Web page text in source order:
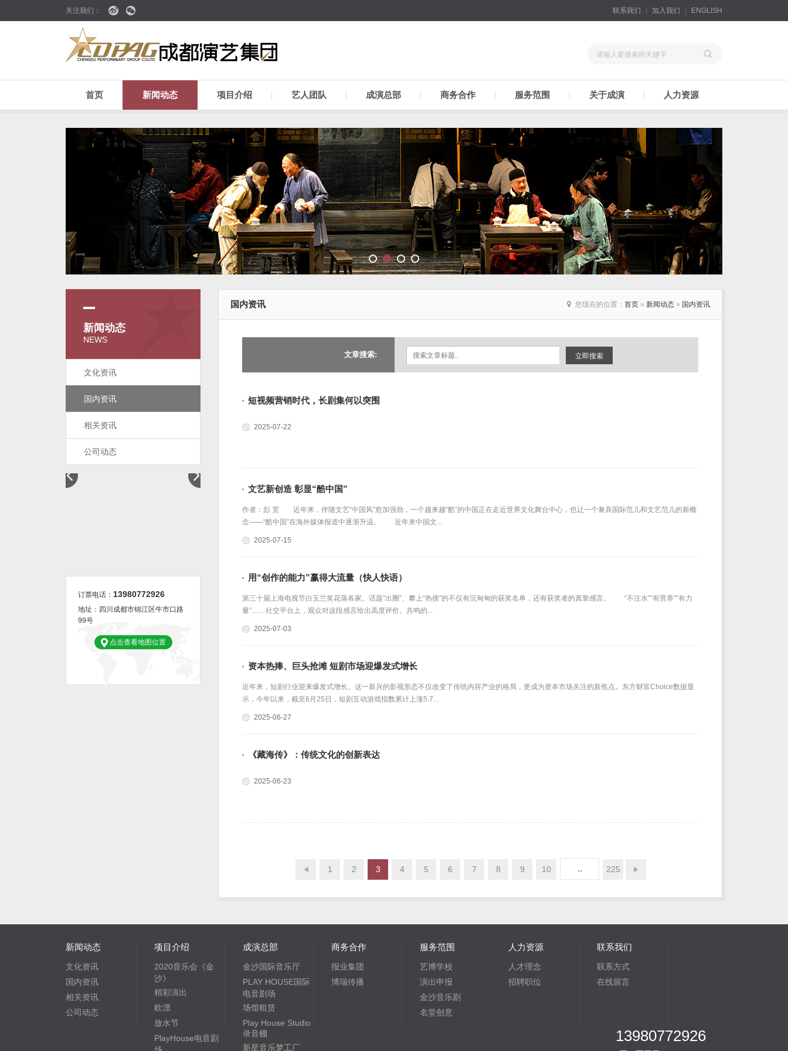
关注我们： 联系我们 加入我们 ENGLISH
请输入要搜索的关键字
首页 新闻动态 项目介绍 艺人团队 成演总部 商务合作 服务范围 关于成演 人力资源
新闻动态
NEWS
文化资讯
国内资讯
相关资讯
公司动态
赵季平：音乐的源泉是生活 高雅音乐涵养城市艺术气质 民族歌剧《映山红》：在“闪闪的红星”中闪烁
订票电话： 13980772926
地址：四川成都市锦江区牛市口路
99号
点击查看地图位置
国内资讯 您现在的位置： 首页 » 新闻动态 » 国内资讯
文章搜索: 立即搜索
短视频营销时代，长剧集何以突围
2025-07-22
文艺新创造 彰显“酷中国”
作者：彭 宽 近年来，伴随文艺“中国风”愈加强劲，一个越来越“酷”的中国正在走近世界文化舞台中心，也让一个兼具国际范儿和文艺范儿的新概
念——“酷中国”在海外媒体报道中逐渐升温。 近年来中国文...
2025-07-15
用“创作的能力”赢得大流量（快人快语）
第三十届上海电视节白玉兰奖花落各家。话题“出圈”、攀上“热搜”的不仅有沉甸甸的获奖名单，还有获奖者的真挚感言。 “不注水”“有营养”“有力
量”……社交平台上，观众对这段感言给出高度评价。共鸣的...
2025-07-03
资本热捧、巨头抢滩 短剧市场迎爆发式增长
近年来，短剧行业迎来爆发式增长。这一新兴的影视形态不仅改变了传统内容产业的格局，更成为资本市场关注的新焦点。东方财富Choice数据显
示，今年以来，截至6月25日，短剧互动游戏指数累计上涨5.7...
2025-06-27
《藏海传》：传统文化的创新表达
2025-06-23
1 2 3 4 5 6 7 8 9 10 .. 225
新闻动态
文化资讯
国内资讯
相关资讯
公司动态
项目介绍
2020音乐会《金
沙》
精彩演出
欧漂
放水节
PlayHouse电音剧
场
成演总部
金沙国际音乐厅
PLAY HOUSE国际
电音剧场
场馆租赁
Play House Studio
录音棚
新星音乐梦工厂
商务合作
报业集团
博瑞传播
服务范围
艺博学校
演出申报
金沙音乐剧
名堂创意
人力资源
人才理念
招聘职位
联系我们
联系方式
在线留言
13980772926